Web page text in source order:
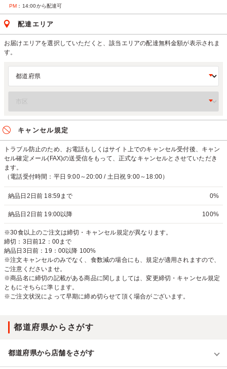
PM ：14:00から配達可
配達エリア
お届けエリアを選択していただくと、該当エリアの配達無料金額が表示されま
す。
キャンセル規定
トラブル防止のため、お電話もしくはサイト上でのキャンセル受付後、キャン
セル確定メール(FAX)の送受信をもって、正式なキャンセルとさせていただき
ます。
（電話受付時間：平日 9:00～20:00 / 土日祝 9:00～18:00）
納品日2日前 18:59まで 0%
納品日2日前 19:00以降 100%
※30食以上のご注文は締切・キャンセル規定が異なります。
締切：3日前12：00まで
納品日3日前：19：00以降 100%
※注文キャンセルのみでなく、食数減の場合にも、規定が適用されますので、
ご注意くださいませ。
※商品名に締切の記載がある商品に関しましては、変更締切・キャンセル規定
ともにそちらに準じます。
※ご注文状況によって早期に締め切らせて頂く場合がございます。
都道府県からさがす
都道府県から店舗をさがす